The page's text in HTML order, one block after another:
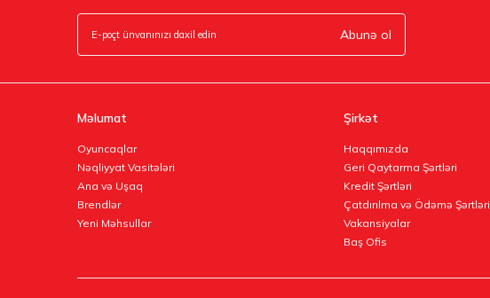
Abunə ol
Məlumat
Oyuncaqlar
Nəqliyyat Vasitələri
Ana və Uşaq
Brendlər
Yeni Məhsullar
Şirkət
Haqqımızda
Geri Qaytarma Şərtləri
Kredit Şərtləri
Çatdırılma və Ödəmə Şərtləri
Vakansiyalar
Baş Ofis